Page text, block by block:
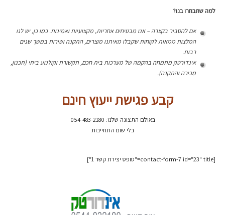
למה שתבחרו בנו?
אם להסביר בקצרה – אנו מבטיחים אחריות, מקצועיות ואמינות. כמו כן, יש לנו
המלצות ממאות לקוחות שקבלו מאיתנו מוצרים, התקנה ושירות במשך שנים
רבות.
אינדורטק מתמחה בהקמה של מערכות בית חכם, תקשורת וקולנוע ביתי (תכנון,
מכירה והתקנה).
קבע פגישת ייעוץ חינם
באולם התצוגה שלנו: 054-483-2180
בלי שום התחייבות
[contact-form-7 id="23" title="טופס יצירת קשר 1"]